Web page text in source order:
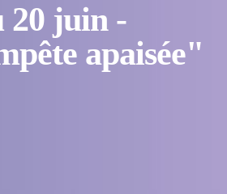
20 juin -
apaisée"